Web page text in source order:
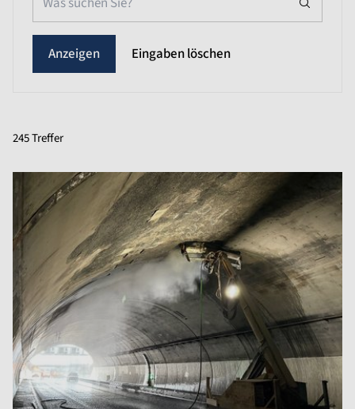
Eingaben löschen
245 Treffer